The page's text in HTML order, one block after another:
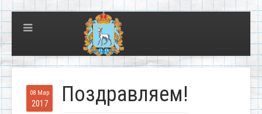
08 Мар
2017 Поздравляем!